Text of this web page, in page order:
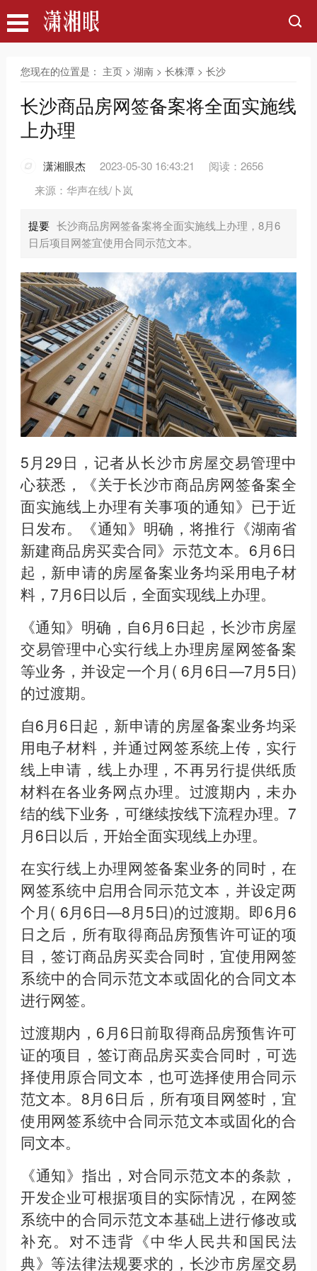
您现在的位置是： 主页> 湖南> 长株潭> 长沙
长沙商品房网签备案将全面实施线
上办理
潇湘眼杰 2023-05-30 16:43:21
阅读：2656
来源：华声在线/卜岚
提要 长沙商品房网签备案将全面实施线上办理，8月6
日后项目网签宜使用合同示范文本。
5月29日，记者从长沙市房屋交易管理中
心获悉，《关于长沙市商品房网签备案全
面实施线上办理有关事项的通知》已于近
日发布。《通知》明确，将推行《湖南省
新建商品房买卖合同》示范文本。6月6日
起，新申请的房屋备案业务均采用电子材
料，7月6日以后，全面实现线上办理。
《通知》明确，自6月6日起，长沙市房屋
交易管理中心实行线上办理房屋网签备案
等业务，并设定一个月( 6月6日—7月5日)
的过渡期。
自6月6日起，新申请的房屋备案业务均采
用电子材料，并通过网签系统上传，实行
线上申请，线上办理，不再另行提供纸质
材料在各业务网点办理。过渡期内，未办
结的线下业务，可继续按线下流程办理。7
月6日以后，开始全面实现线上办理。
在实行线上办理网签备案业务的同时，在
网签系统中启用合同示范文本，并设定两
个月( 6月6日—8月5日)的过渡期。即6月6
日之后，所有取得商品房预售许可证的项
目，签订商品房买卖合同时，宜使用网签
系统中的合同示范文本或固化的合同文本
进行网签。
过渡期内，6月6日前取得商品房预售许可
证的项目，签订商品房买卖合同时，可选
择使用原合同文本，也可选择使用合同示
范文本。8月6日后，所有项目网签时，宜
使用网签系统中合同示范文本或固化的合
同文本。
《通知》指出，对合同示范文本的条款，
开发企业可根据项目的实际情况，在网签
系统中的合同示范文本基础上进行修改或
补充。对不违背《中华人民共和国民法
典》等法律法规要求的，长沙市房屋交易